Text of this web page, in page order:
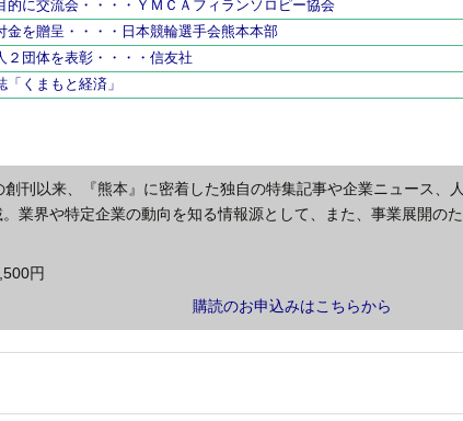
的に交流会・・・・ＹＭＣＡフィランソロピー協会
金を贈呈・・・・日本競輪選手会熊本本部
２団体を表彰・・・・信友社
くまもと経済」
創刊以来、『熊本』に密着した独自の特集記事や企業ニュース、
業界や特定企業の動向を知る情報源として、また、事業展開の
円
購読のお申込みはこちらから